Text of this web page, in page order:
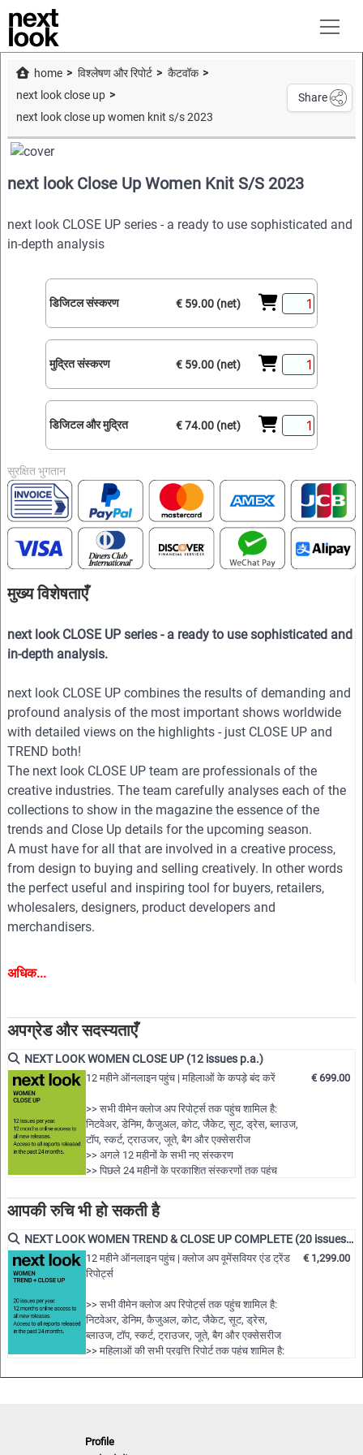
home विश्लेषण और रिपोर्ट
कैटवॉक
next look close up
next look close up women knit s/s 2023
Share
next look Close Up Women Knit S/S 2023
next look CLOSE UP series - a ready to use sophisticated and
in-depth analysis
डिजिटल संस्करण € 59.00 (net)
मुद्रित संस्करण € 59.00 (net)
डिजिटल और मुद्रित € 74.00 (net)
सुरक्षित भुगतान
मुख्य विशेषताएँ
next look CLOSE UP series - a ready to use sophisticated and
in-depth analysis.
next look CLOSE UP combines the results of demanding and
profound analysis of the most important shows worldwide
with detailed views on the highlights - just CLOSE UP and
TREND both!
The next look CLOSE UP team are professionals of the
creative industries. The team carefully analyses each of the
collections to show in the magazine the essence of the
trends and Close Up details for the upcoming season.
A must have for all that are involved in a creative process,
from design to buying and selling creatively. In other words
the perfect useful and inspiring tool for buyers, retailers,
wholesalers, designers, product developers and
merchandisers.
Highlights
• More than 500 selected photographs
• More than 100 Close Ups
• Sophisticated and in-depth analyses of the most important
fashion shows worldwide
• Detailed views on the highlights
• Grouped by themes and trends
• Cuts, fabrics, colors and more
NLCWK | S/S 2023
अधिक...
अपग्रेड और सदस्यताएँ
NEXT LOOK WOMEN CLOSE UP (12 issues p.a.)
12 महीने ऑनलाइन पहुंच | महिलाओं के कपड़े बंद करें
>> सभी वीमेन क्लोज अप रिपोर्ट्स तक पहुंच शामिल है:
निटवेअर, डेनिम, कैजुअल, कोट, जैकेट, सूट, ड्रेस, ब्लाउज,
टॉप, स्कर्ट, ट्राउजर, जूते, बैग और एक्सेसरीज
>> अगले 12 महीनों के सभी नए संस्करण
>> पिछले 24 महीनों के प्रकाशित संस्करणों तक पहुंच
>> अपनी पसंद के 15 पूर्ण पीडीएफ अंकों तक डाउनलोड करें
>> 12 महीने की सदस्यता के दौरान सभी रिपोर्ट देखें…
€ 699.00
आपकी रुचि भी हो सकती है
NEXT LOOK WOMEN TREND & CLOSE UP COMPLETE (20 issues p.a.)
12 महीने ऑनलाइन पहुंच | क्लोज अप वूमेंसवियर एंड ट्रेंड
रिपोर्ट्स
>> सभी वीमेन क्लोज अप रिपोर्ट्स तक पहुंच शामिल है:
निटवेअर, डेनिम, कैजुअल, कोट, जैकेट, सूट, ड्रेस,
ब्लाउज, टॉप, स्कर्ट, ट्राउजर, जूते, बैग और एक्सेसरीज
>> महिलाओं की सभी प्रवृत्ति रिपोर्ट तक पहुंच शामिल है:
प्रवृत्ति और रंग का उपयोग
>> 200 पूर्ण…
€ 1,299.00
Profile